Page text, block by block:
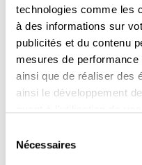
technologies comme les
à des informations sur
publicités et du contenu
mesures de
ainsi que de réaliser des
ainsi le développement
tout moment en
cookies ou en cliquant
Nécessaires
DÉCOUVREZ LES
VOTRE
DOVY, UNE